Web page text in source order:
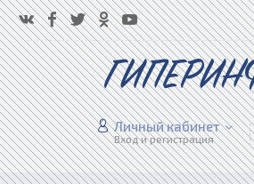
Личный кабинет
Вход и регистрация